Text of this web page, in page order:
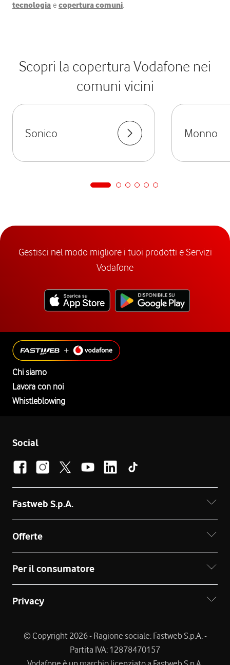
tecnologia e copertura comuni.
Scopri la copertura Vodafone nei
comuni vicini
Sonico Monno
Gestisci nel modo migliore i tuoi prodotti e Servizi
Vodafone
Chi siamo
Lavora con noi
Whistleblowing
Social
Fastweb S.p.A.
Offerte
Per il consumatore
Privacy
© Copyright 2026 - Ragione sociale: Fastweb S.p.A. -
Partita IVA: 12878470157